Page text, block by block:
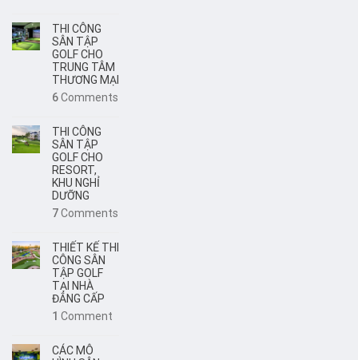
THI CÔNG
SÂN TẬP
GOLF CHO
TRUNG TÂM
THƯƠNG MẠI
6Comments
THI CÔNG
SÂN TẬP
GOLF CHO
RESORT,
KHU NGHỈ
DƯỠNG
7Comments
THIẾT KẾ THI
CÔNG SÂN
TẬP GOLF
TẠI NHÀ
ĐẲNG CẤP
1 Comment
CÁC MÔ